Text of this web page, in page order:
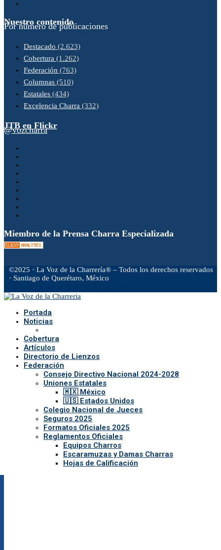
Nuestro contenido
Por número de publicaciones
Destacado (2.623)
Cobertura (1.262)
Federación (763)
Columnas (510)
Estatales (434)
Excelencia Charra (332)
JTB en Flickr
@vozcharra
Miembro de la Prensa Charra Especializada
©2025 · La Voz de la Charrería® – Todos los derechos reservados
· Santiago de Querétaro, México
Portada
Noticias
Cobertura
Artículos
Directorio de Lienzos
Federación
Consejo Directivo Nacional 2024-2028
Uniones Estatales
🇲🇽 México
🇺🇸 Estados Unidos
Colegio Nacional de Jueces
Seguros 2025
Formatos Oficiales 2025
Reglamentos Oficiales
Equipos Charros
Escaramuzas y Damas Charras
Hojas de Calificación